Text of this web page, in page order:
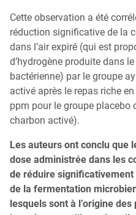
Cette observation a été
réduction significative de la
dans l’air expiré (qui est
d’hydrogène produite dans
bactérienne) par le groupe
activé après le repas riche
ppm pour le groupe placebo
charbon activé).
Les auteurs ont conclu que
dose administrée dans les
de réduire significativement
de la fermentation
lesquels sont à l’origine